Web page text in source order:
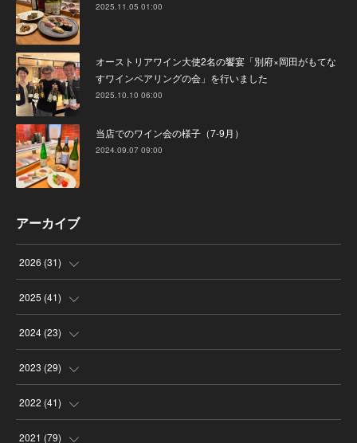
2025.11.05 01:00
オーストリアワイン大使2名の饗宴「別府×岡田がもてな
すワインペアリングの会」を行いました
2025.10.10 06:00
当店でのワイン会の様子（7-9月）
2024.09.07 09:00
アーカイブ
2026 (31)
(4
(8
(4
(2
2025 (41)
(4
(9
(6
(1
2024 (23)
(3
(2
(1
2023 (29)
(3
(3
2022 (41)
(6
2021 (79)